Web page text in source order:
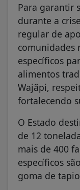
Para garantir
durante a
regular de
comunidades
específicos
alimentos
Wajãpi,
fortalecendo
O Estado
de 12
mais de 400
específicos
goma de